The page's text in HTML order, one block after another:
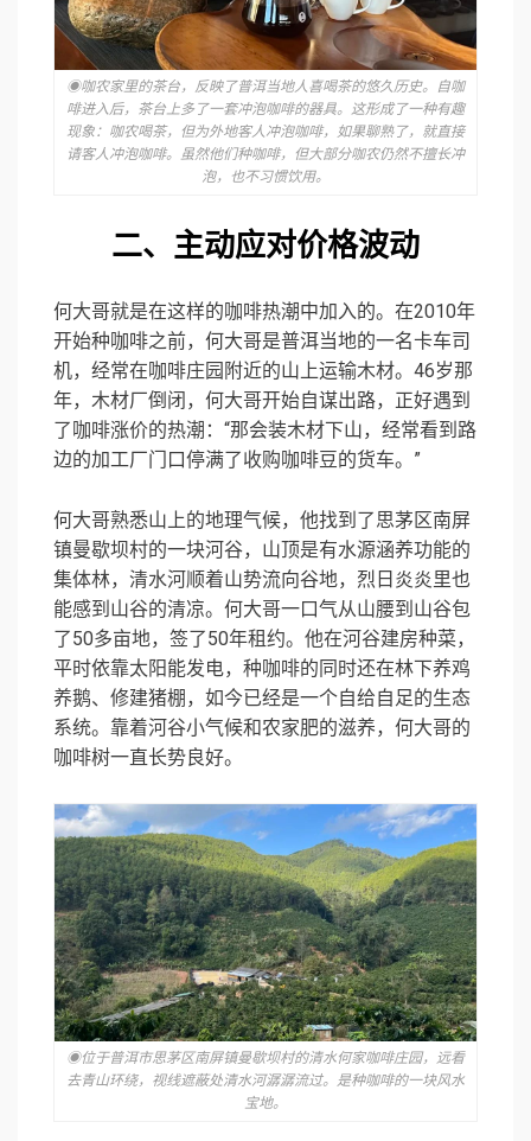
◉咖农家里的茶台，反映了普洱当地人喜喝茶的悠久历史。自咖
啡进入后，茶台上多了一套冲泡咖啡的器具。这形成了一种有趣
现象：咖农喝茶，但为外地客人冲泡咖啡，如果聊熟了，就直接
请客人冲泡咖啡。虽然他们种咖啡，但大部分咖农仍然不擅长冲
泡，也不习惯饮用。
二、 主动应对价格波动
何大哥就是在这样的咖啡热潮中加入的。在2010年
开始种咖啡之前，何大哥是普洱当地的一名卡车司
机，经常在咖啡庄园附近的山上运输木材。46岁那
年，木材厂倒闭，何大哥开始自谋出路，正好遇到
了咖啡涨价的热潮：“那会装木材下山，经常看到路
边的加工厂门口停满了收购咖啡豆的货车。”
何大哥熟悉山上的地理气候，他找到了思茅区南屏
镇曼歇坝村的一块河谷，山顶是有水源涵养功能的
集体林，清水河顺着山势流向谷地，烈日炎炎里也
能感到山谷的清凉。何大哥一口气从山腰到山谷包
了50多亩地，签了50年租约。他在河谷建房种菜，
平时依靠太阳能发电，种咖啡的同时还在林下养鸡
养鹅、修建猪棚，如今已经是一个自给自足的生态
系统。靠着河谷小气候和农家肥的滋养，何大哥的
咖啡树一直长势良好。
◉位于普洱市思茅区南屏镇曼歇坝村的清水何家咖啡庄园，远看
去青山环绕，视线遮蔽处清水河潺潺流过。是种咖啡的一块风水
宝地。